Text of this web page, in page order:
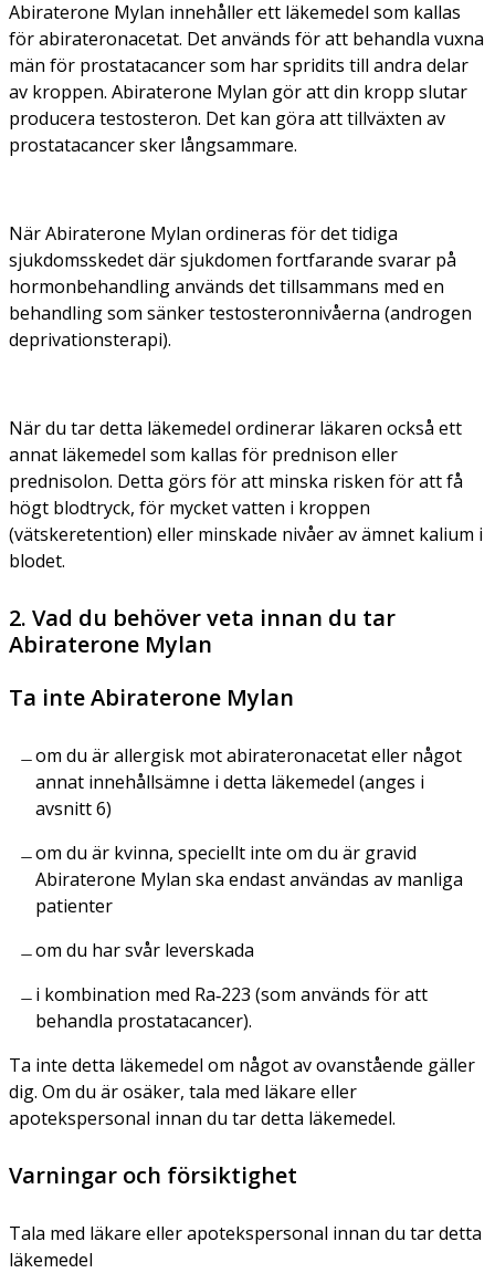
Abiraterone Mylan innehåller ett läkemedel som kallas
för abirateronacetat. Det används för att behandla vuxna
män för prostatacancer som har spridits till andra delar
av kroppen. Abiraterone Mylan gör att din kropp slutar
producera testosteron. Det kan göra att tillväxten av
prostatacancer sker långsammare.
När Abiraterone Mylan ordineras för det tidiga
sjukdomsskedet där sjukdomen fortfarande svarar på
hormonbehandling används det tillsammans med en
behandling som sänker testosteronnivåerna (androgen
deprivationsterapi).
När du tar detta läkemedel ordinerar läkaren också ett
annat läkemedel som kallas för prednison eller
prednisolon. Detta görs för att minska risken för att få
högt blodtryck, för mycket vatten i kroppen
(vätskeretention) eller minskade nivåer av ämnet kalium i
blodet.
2. Vad du behöver veta innan du tar
Abiraterone Mylan
Ta inte Abiraterone Mylan
om du är allergisk mot abirateronacetat eller något
annat innehållsämne i detta läkemedel (anges i
avsnitt 6)
om du är kvinna, speciellt inte om du är gravid
Abiraterone Mylan ska endast användas av manliga
patienter
om du har svår leverskada
i kombination med Ra‑223 (som används för att
behandla prostatacancer).
Ta inte detta läkemedel om något av ovanstående gäller
dig. Om du är osäker, tala med läkare eller
apotekspersonal innan du tar detta läkemedel.
Varningar och försiktighet
Tala med läkare eller apotekspersonal innan du tar detta
läkemedel